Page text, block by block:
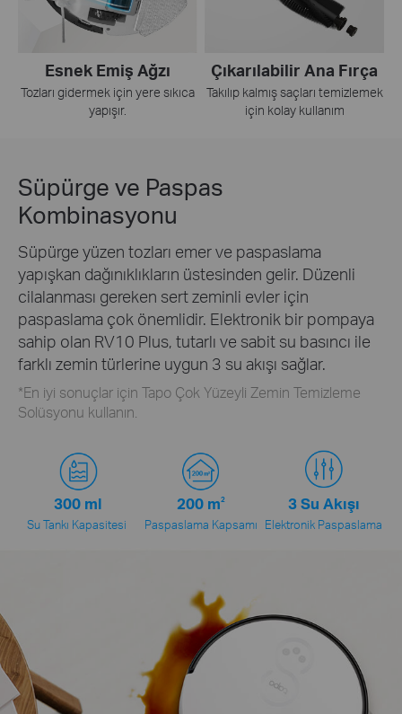
Esnek Emiş Ağzı
Tozları gidermek için yere sıkıca
yapışır.
Çıkarılabilir Ana Fırça
Takılıp kalmış saçları temizlemek
için kolay kullanım
Süpürge ve Paspas
Kombinasyonu
Süpürge yüzen tozları emer ve paspaslama
yapışkan dağınıklıkların üstesinden gelir. Düzenli
cilalanması gereken sert zeminli evler için
paspaslama çok önemlidir. Elektronik bir pompaya
sahip olan RV10 Plus, tutarlı ve sabit su basıncı ile
farklı zemin türlerine uygun 3 su akışı sağlar.
*En iyi sonuçlar için Tapo Çok Yüzeyli Zemin Temizleme
Solüsyonu kullanın.
300 ml
Su Tankı Kapasitesi
200 m2
Paspaslama Kapsamı
3 Su Akışı
Elektronik Paspaslama